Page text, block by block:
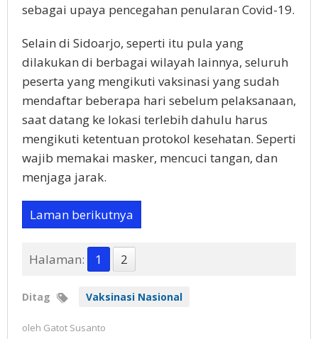
sebagai upaya pencegahan penularan Covid-19.
Selain di Sidoarjo, seperti itu pula yang
dilakukan di berbagai wilayah lainnya, seluruh
peserta yang mengikuti vaksinasi yang sudah
mendaftar beberapa hari sebelum pelaksanaan,
saat datang ke lokasi terlebih dahulu harus
mengikuti ketentuan protokol kesehatan. Seperti
wajib memakai masker, mencuci tangan, dan
menjaga jarak.
Laman berikutnya
Halaman: 1 2
Ditag Vaksinasi Nasional
oleh Gatot Susanto